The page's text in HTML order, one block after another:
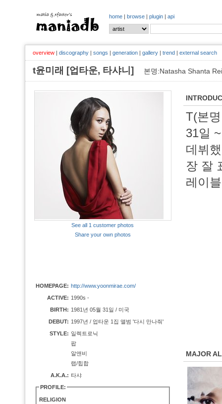
home | browse | plugin | api
overview | discography | songs | generation | gallery | trend | external search
t윤미래 [업타운, 타샤니] 본명:Natasha Shanta
See all 1 customer photos
Share your own photos
HOMEPAGE: http://www.yoonmirae.com/
ACTIVE: 1990s -
BIRTH: 1981년 05월 31일 / 미국
DEBUT: 1997년 / 업타운 1집 앨범 '다시 만나줘'
STYLE: 일렉트로닉
팝
알앤비
랩/힙합
A.K.A.: 타샤
PROFILE:
RELIGION
T(본
31일
데뷔
장 잘
레이
MAJOR